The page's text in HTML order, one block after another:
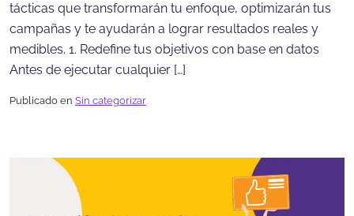
tácticas que transformarán tu enfoque, optimizarán tus
campañas y te ayudarán a lograr resultados reales y
medibles. 1. Redefine tus objetivos con base en datos
Antes de ejecutar cualquier […]
Publicado en Sin categorizar